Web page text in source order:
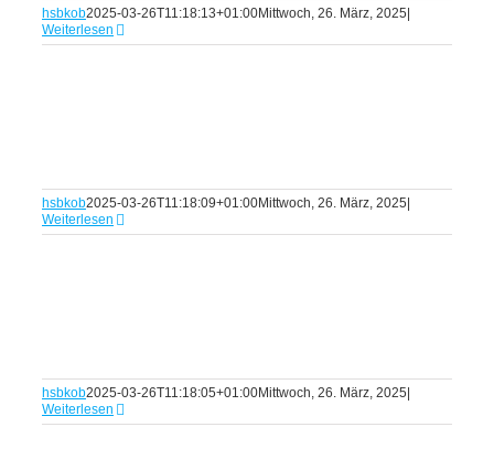
hsbkob2025-03-26T11:18:13+01:00Mittwoch, 26. März, 2025
Weiterlesen
hsbkob2025-03-26T11:18:09+01:00Mittwoch, 26. März, 2025
Weiterlesen
hsbkob2025-03-26T11:18:05+01:00Mittwoch, 26. März, 2025
Weiterlesen